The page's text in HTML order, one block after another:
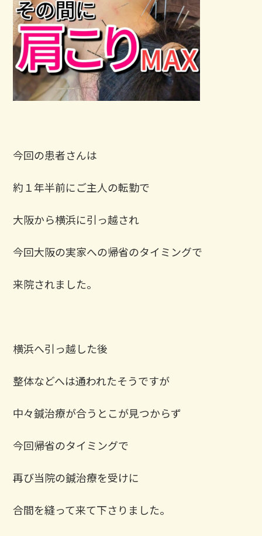
今回の患者さんは
約１年半前にご主人の転勤で
大阪から横浜に引っ越され
今回大阪の実家への帰省のタイミングで
来院されました。
横浜へ引っ越した後
整体などへは通われたそうですが
中々鍼治療が合うとこが見つからず
今回帰省のタイミングで
再び当院の鍼治療を受けに
合間を縫って来て下さりました。